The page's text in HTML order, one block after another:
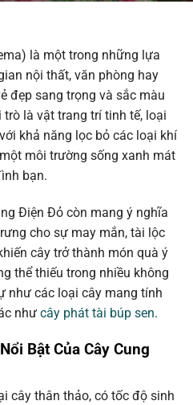
là một trong những lựa
nội thất, văn phòng hay
đẹp sang trọng và sắc màu
là vật trang trí tinh tế, loại
khả năng lọc bỏ các loại khí
môi trường sống xanh mát
bạn.
Điện Đỏ còn mang ý nghĩa
cho sự may mắn, tài lộc
cây trở thành món quà ý
thể thiếu trong nhiều không
như các loại cây mang tính
như cây phát tài búp sen.
Bật Của Cây Cung
cây thân thảo, có tốc độ sinh